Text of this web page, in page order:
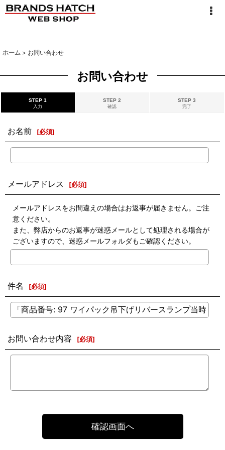
ホーム > お問い合わせ
お問い合わせ
STEP 1
入力
STEP 2
確認
STEP 3
完了
お名前 [必須]
メールアドレス [必須]
メールアドレスをお間違えの場合はお返事が届きません。ご注
意ください。
また、弊店からのお返事が迷惑メールとして処理される場合が
ございますので、迷惑メールフォルダもご確認ください。
件名 [必須]
お問い合わせ内容 [必須]
確認画面へ